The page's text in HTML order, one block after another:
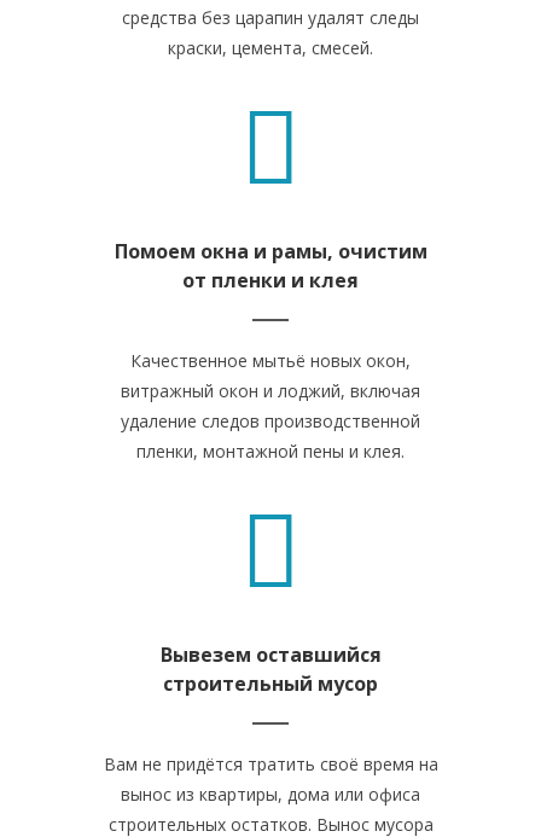
средства без царапин удалят следы
краски, цемента, смесей.
Помоем окна и рамы, очистим
от пленки и клея
Качественное мытьё новых окон,
витражный окон и лоджий, включая
удаление следов производственной
пленки, монтажной пены и клея.
Вывезем оставшийся
строительный мусор
Вам не придётся тратить своё время на
вынос из квартиры, дома или офиса
строительных остатков. Вынос мусора